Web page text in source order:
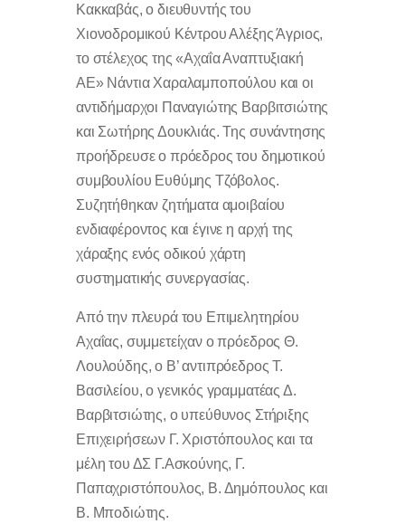
Κακκαβάς, ο διευθυντής του
Χιονοδρομικού Κέντρου Αλέξης Άγριος,
το στέλεχος της «Αχαΐα Αναπτυξιακή
ΑΕ» Νάντια Χαραλαμποπούλου και οι
αντιδήμαρχοι Παναγιώτης Βαρβιτσιώτης
και Σωτήρης Δουκλιάς. Της συνάντησης
προήδρευσε ο πρόεδρος του δημοτικού
συμβουλίου Ευθύμης Τζόβολος.
Συζητήθηκαν ζητήματα αμοιβαίου
ενδιαφέροντος και έγινε η αρχή της
χάραξης ενός οδικού χάρτη
συστηματικής συνεργασίας.
Από την πλευρά του Επιμελητηρίου
Αχαΐας, συμμετείχαν ο πρόεδρος Θ.
Λουλούδης, ο Β’ αντιπρόεδρος Τ.
Βασιλείου, ο γενικός γραμματέας Δ.
Βαρβιτσιώτης, ο υπεύθυνος Στήριξης
Επιχειρήσεων Γ. Χριστόπουλος και τα
μέλη του ΔΣ Γ.Ασκούνης, Γ.
Παπαχριστόπουλος, Β. Δημόπουλος και
Β. Μποδιώτης.